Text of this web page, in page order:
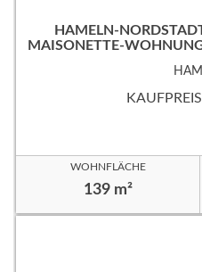
HAMELN-
AISONETTE-WOHNUNG
WOHNFLÄCHE
139 m²